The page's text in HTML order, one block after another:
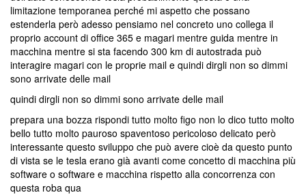
limitazione temporanea perché mi aspetto che possano
estenderla però adesso pensiamo nel concreto uno collega il
proprio account di office 365 e magari mentre guida mentre in
macchina mentre si sta facendo 300 km di autostrada può
interagire magari con le proprie mail e quindi dirgli non so dimmi
sono arrivate delle mail
quindi dirgli non so dimmi sono arrivate delle mail
prepara una bozza rispondi tutto molto figo non lo dico tutto molto
bello tutto molto pauroso spaventoso pericoloso delicato però
interessante questo sviluppo che può avere cioè da questo punto
di vista se le tesla erano già avanti come concetto di macchina più
software o software e macchina rispetto alla concorrenza con
questa roba qua